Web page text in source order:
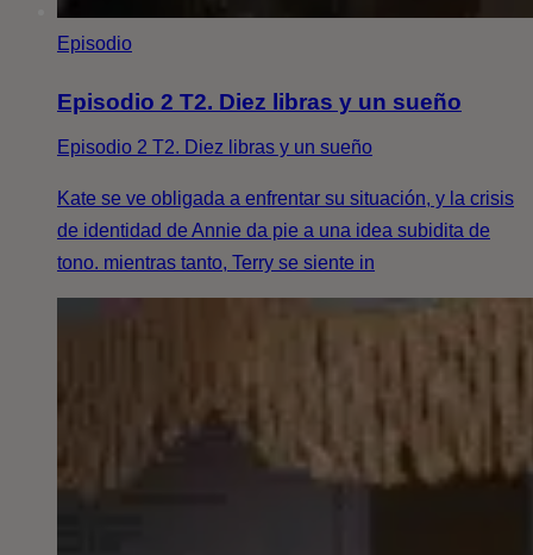
Episodio
Episodio 2 T2. Diez libras y un sueño
Episodio 2 T2. Diez libras y un sueño
Kate se ve obligada a enfrentar su situación, y la crisis
de identidad de Annie da pie a una idea subidita de
tono. mientras tanto, Terry se siente in